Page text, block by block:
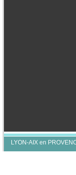
LYON-AIX en